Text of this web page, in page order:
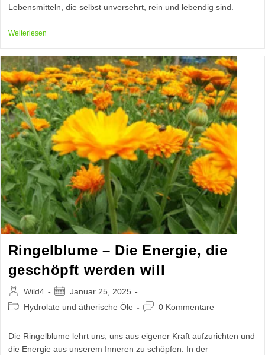
Lebensmitteln, die selbst unversehrt, rein und lebendig sind.
WeiterlesenVis
Das
Geheimnis
Der
Lebenskraft
Ringelblume – Die Energie, die
geschöpft werden will
Beitrags-
Autor:
Wild4
Beitrag
veröffentlicht:
Januar 25, 2025
Beitrags-Hydrolate und ätherische Öle
Beitrags-0 Kommentare
Die Ringelblume lehrt uns, uns aus eigener Kraft aufzurichten und
die Energie aus unserem Inneren zu schöpfen. In der